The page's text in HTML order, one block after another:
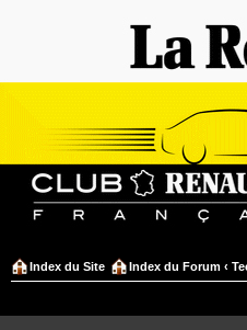
Index du Site Index du Forum ‹